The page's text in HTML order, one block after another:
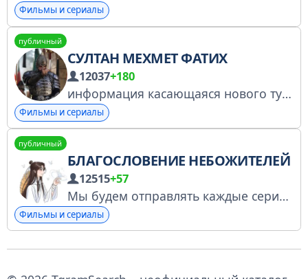
Фильмы и сериалы
публичный
СУЛТАН МЕХМЕТ ФАТИХ
12037+180
информация касающаяся нового турецкого сериала про завоевателя Константинополя Султана Мехмета Фатиха. У нас вы найдёте: Анонсы/самая свежая информация/отрывки и многое другое.
Фильмы и сериалы
публичный
БЛАГОСЛОВЕНИЕ НЕБОЖИТЕЛЕЙ
12515+57
Мы будем отправлять каждые серии 2-го сезона Благословение Небожителей так как оно лицензировано только на КиноПоиске. Чтож,приятного просмотра! И ещё хочу отблагодарить этого человека,который скидывает их мне: @Akemi_1134 Владелец: @Vanichek
Фильмы и сериалы